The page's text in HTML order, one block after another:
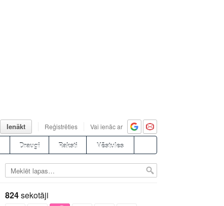
Ienākt Reģistrēties Vai ienāc ar
Draugi Raksti Vēstules
824sekotāji